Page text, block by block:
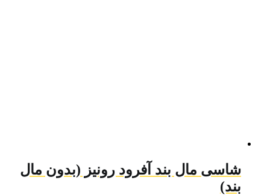
شاسی مال بند آفرود رونیز (بدون مال
بند)